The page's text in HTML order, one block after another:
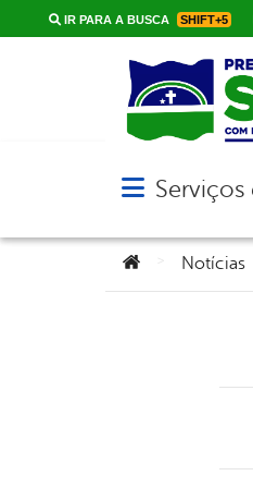
IR PARA A BUSCA SHIFT+5
Abrir menu
Você está aqui:
Notícias